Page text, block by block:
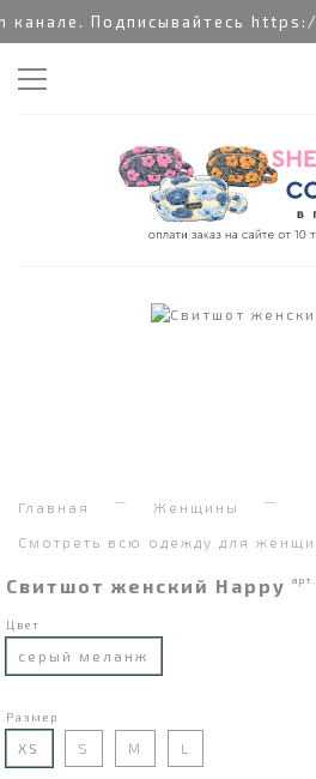
Подписывайтесь
Главная Женщины
Смотреть всю одежду для
Свитшот женский Happy
Цвет
серый меланж
Размер
XS S M L